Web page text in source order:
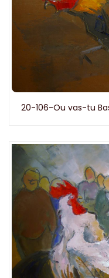
20-106-Ou vas-tu